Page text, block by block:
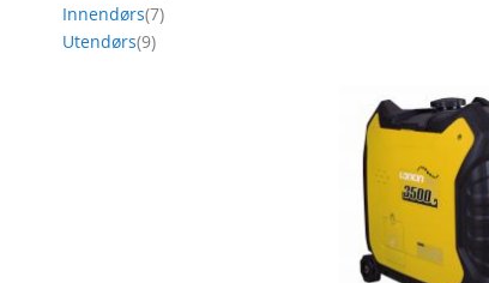
Innendørs 7produkt
Utendørs 9produkt